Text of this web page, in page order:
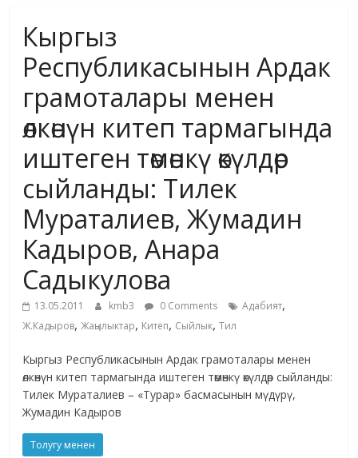
жана
адабияты
Кыргыз
Республикасынын Ардак
грамоталары менен
өлкөнүн китеп тармагында
иштеген төмөнкү өкүлдөр
сыйланды: Тилек
Мураталиев, Жумадин
Кадыров, Анара
Садыкулова
13.05.2011 kmb3 0 Comments Адабият,
Ж.Кадыров,Жаңылыктар, Китеп, Сыйлык,Тил
Кыргыз Республикасынын Ардак грамоталары менен
өлкөнүн китеп тармагында иштеген төмөнкү өкүлдөр сыйланды:
Тилек Мураталиев – «Турар» басмасынын мүдүрү,
Жумадин Кадыров
Толугу менен